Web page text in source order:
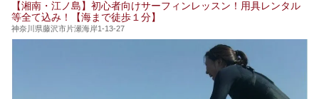
今回は日帰り温泉としての「絶景日帰り温泉 龍宮殿本館
（以下、龍宮殿本館）」と、旅館としての「箱根 芦ノ湖畔
蛸川温泉 龍宮殿（以下、龍宮殿）」の両方の魅力をたっぷ
りお伝えします！
ここは箱根神社、九頭龍神社、白龍神社、箱根元宮と箱根の
4つの神社に囲まれたパワースポットです。
提供元：株式会社西武・プリンスホテルズワールドワイド
【湘南・江ノ島】初心者向けサーフィンレッスン！用具レンタル
等全て込み！【海まで徒歩１分】
神奈川県藤沢市片瀬海岸1-13-27